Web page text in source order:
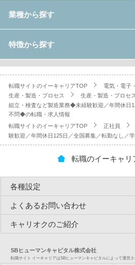
業種から探す
特徴から探す
転職サイトのイーキャリアTOP
電気・電子
生産・製造・プロセス
生産・製造・プロセ
組立・検査など製造業務◆未経験歓迎／年間休日
不問◆の転職・求人情報
転職サイトのイーキャリアTOP
正社員
験歓迎／年間休日125日／全国募集／転勤なし／
転職のイーキャリ
各種設定
よくあるお問い合わせ
キャリオクのご紹介
SBヒューマンキャピタル株式会社
転職サイト イーキャリアはSBヒューマンキャピタルによって運営さ